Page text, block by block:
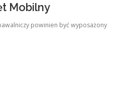
Mobilny
powinien być wyposażony